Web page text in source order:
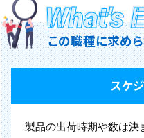
What's
この職種に求め
スケ
製品の出荷時期や数は決